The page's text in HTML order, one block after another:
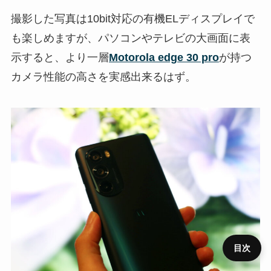
撮影した写真は10bit対応の有機ELディスプレイで
も楽しめますが、パソコンやテレビの大画面に表
示すると、より一層Motorola edge 30 proが持つ
カメラ性能の高さを実感出来るはず。
目次